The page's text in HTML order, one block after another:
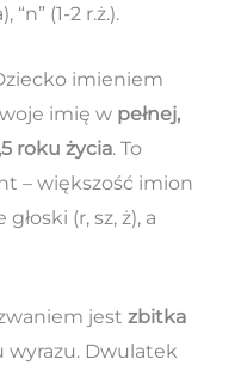
“n” (1-2 r.ż.).
imieniem
imię w pełnej,
roku życia. To
– większość imion
(r, sz, ż), a
jest zbitka
Dwulatek